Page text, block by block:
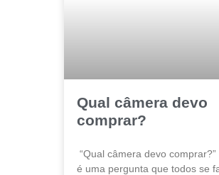
Qual câmera devo
comprar?
“Qual câmera devo comprar?”
é uma pergunta que todos se